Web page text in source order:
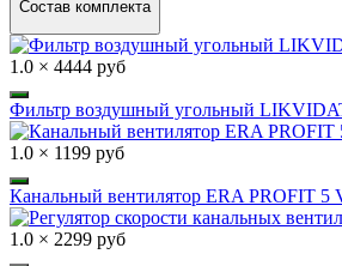
Состав комплекта
1.0 × 4444 руб
Фильтр воздушный угольный
1.0 × 1199 руб
Канальный вентилятор ERA PROFIT 5
1.0 × 2299 руб